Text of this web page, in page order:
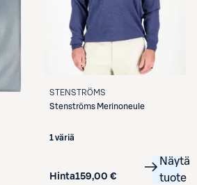
STENSTRÖMS
Stenströms Merinoneule
1 väriä
Hinta159,00 €
Näytä
tuote